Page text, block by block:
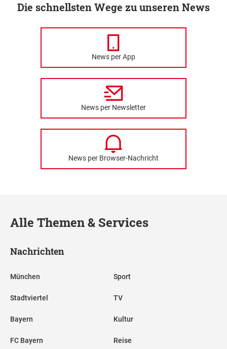
Die schnellsten Wege zu unseren News
News per App
News per Newsletter
News per Browser-Nachricht
Alle Themen & Services
Nachrichten
München
Stadtviertel
Bayern
FC Bayern
Sport
TV
Kultur
Reise